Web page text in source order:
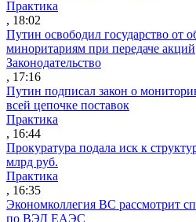
Практика
, 18:02
Путин освободил государство от
миноритариям при передаче акций
Законодательство
, 17:16
Путин подписал закон о
всей цепочке поставок
Практика
, 16:44
Прокуратура подала иск к
млрд руб.
Практика
, 16:35
Экономколлегия ВС рассмотрит
по ВЭД ЕАЭС